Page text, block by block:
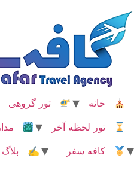
محتوا
خانه تور گروهی
تور لحظه آخر
کافه سفر
✍ بلاگ